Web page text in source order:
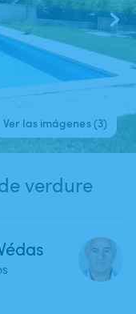
Ver las imágenes (3)
verdure